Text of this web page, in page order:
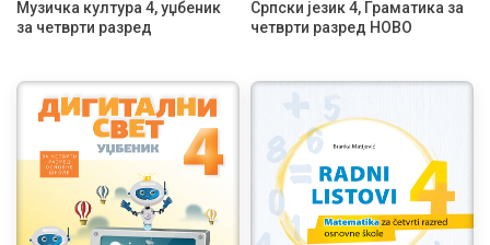
Музичка култура 4, уџбеник
за четврти разред
Српски језик 4, Граматика за
четврти разред НОВО